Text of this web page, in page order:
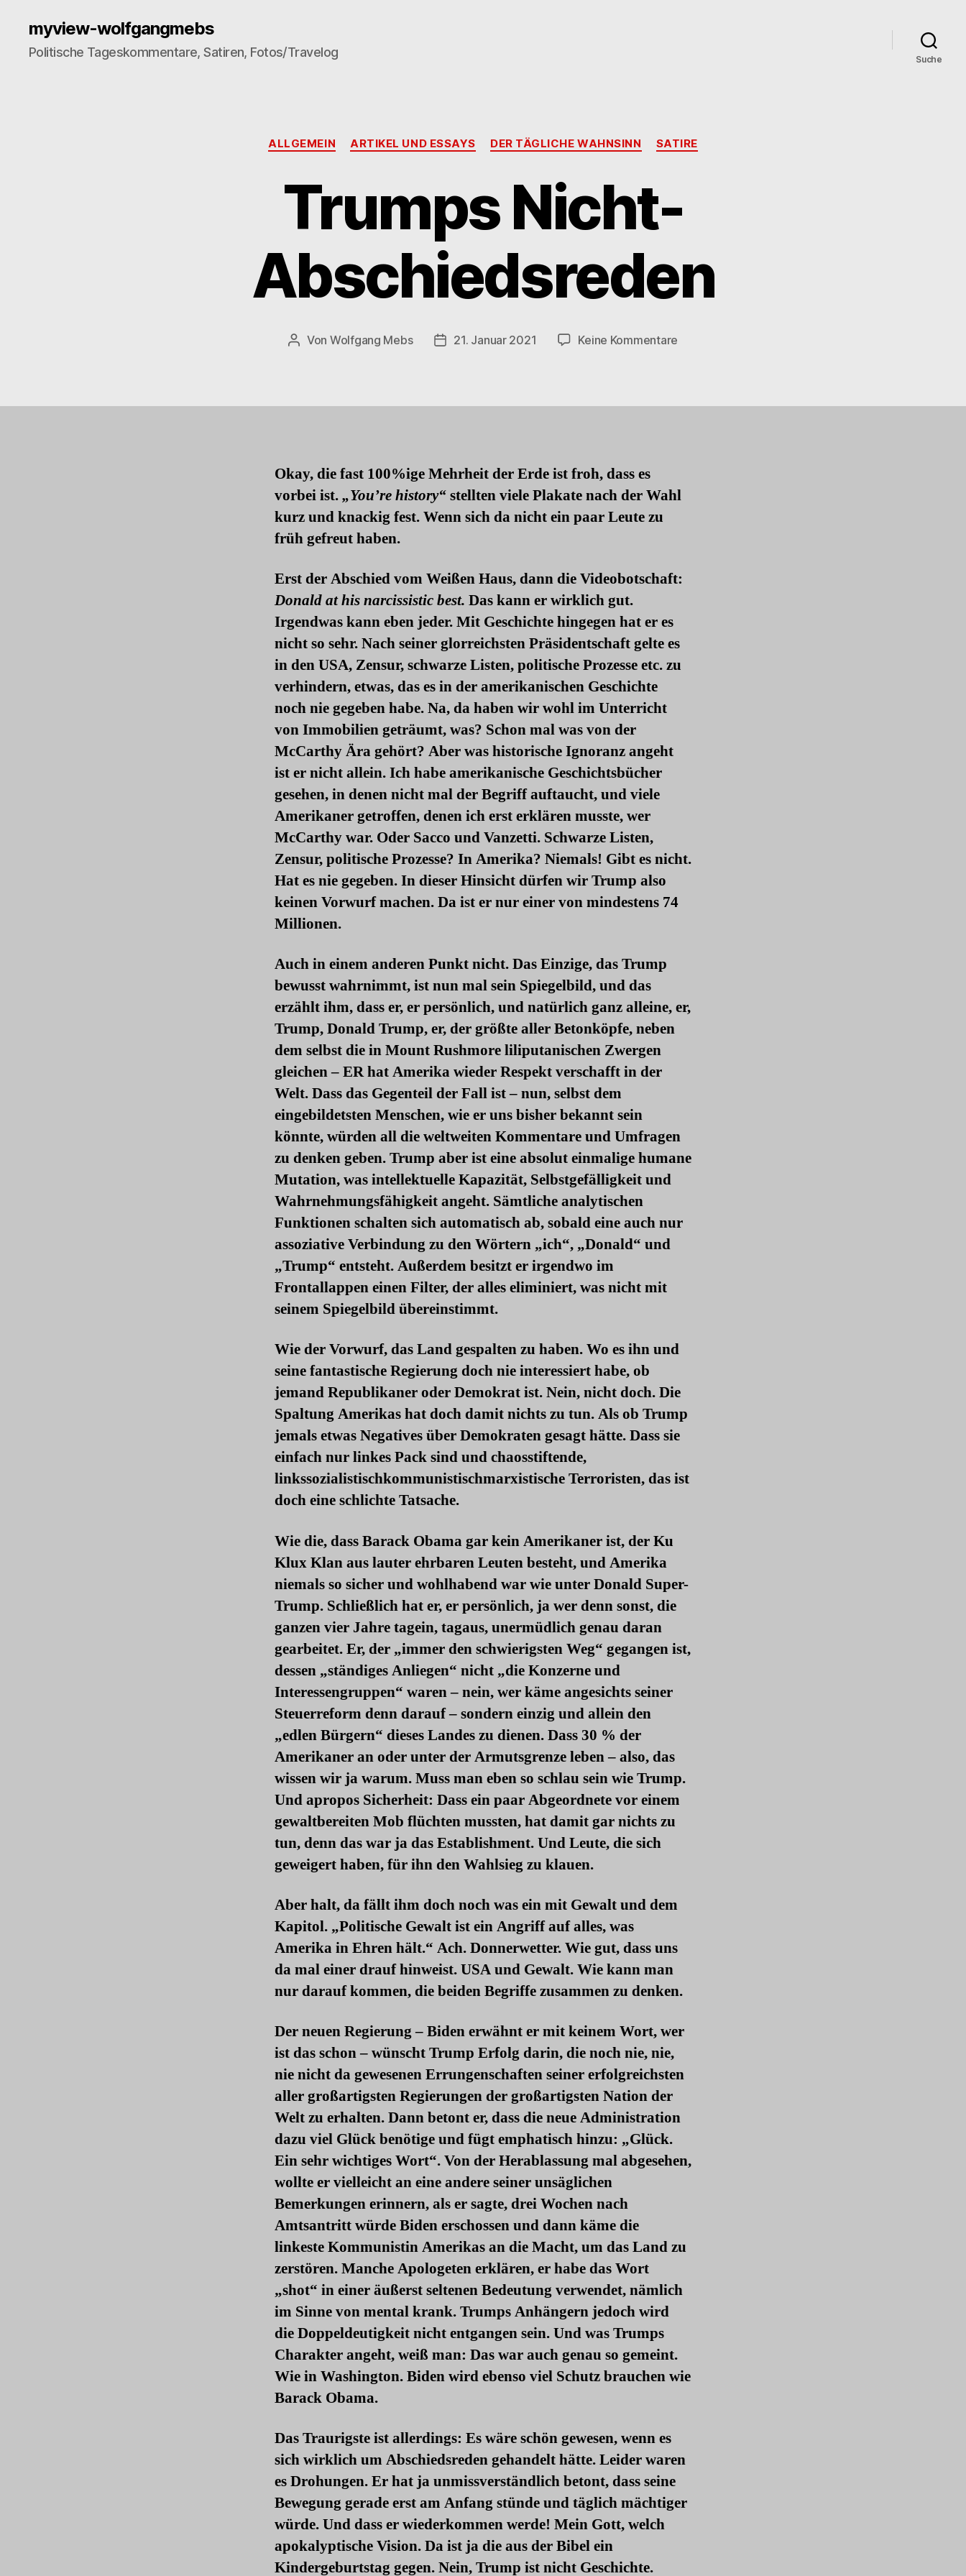
myview-wolfgangmebs
Politische Tageskommentare, Satiren, Fotos/Travelog Suche
Kategorien
ALLGEMEIN ARTIKEL UND ESSAYS DER TÄGLICHE WAHNSINN SATIRE
Trumps Nicht-
Abschiedsreden
Beitragsautor
Von Wolfgang Mebs Beitragsdatum
21. Januar 2021 Keine Kommentare
Okay, die fast 100%ige Mehrheit der Erde ist froh, dass es
vorbei ist.„You’re history“stellten viele Plakate nach der Wahl
kurz und knackig fest. Wenn sich da nicht ein paar Leute zu
früh gefreut haben.
Erst der Abschied vom Weißen Haus, dann die Videobotschaft:
Donald at his narcissistic best. Das kann er wirklich gut.
Irgendwas kann eben jeder. Mit Geschichte hingegen hat er es
nicht so sehr. Nach seiner glorreichsten Präsidentschaft gelte es
in den USA, Zensur, schwarze Listen, politische Prozesse etc. zu
verhindern, etwas, das es in der amerikanischen Geschichte
noch nie gegeben habe. Na, da haben wir wohl im Unterricht
von Immobilien geträumt, was? Schon mal was von der
McCarthy Ära gehört? Aber was historische Ignoranz angeht
ist er nicht allein. Ich habe amerikanische Geschichtsbücher
gesehen, in denen nicht mal der Begriff auftaucht, und viele
Amerikaner getroffen, denen ich erst erklären musste, wer
McCarthy war. Oder Sacco und Vanzetti. Schwarze Listen,
Zensur, politische Prozesse? In Amerika? Niemals! Gibt es nicht.
Hat es nie gegeben. In dieser Hinsicht dürfen wir Trump also
keinen Vorwurf machen. Da ist er nur einer von mindestens 74
Millionen.
Auch in einem anderen Punkt nicht. Das Einzige, das Trump
bewusst wahrnimmt, ist nun mal sein Spiegelbild, und das
erzählt ihm, dass er, er persönlich, und natürlich ganz alleine, er,
Trump, Donald Trump, er, der größte aller Betonköpfe, neben
dem selbst die in Mount Rushmore liliputanischen Zwergen
gleichen – ER hat Amerika wieder Respekt verschafft in der
Welt. Dass das Gegenteil der Fall ist – nun, selbst dem
eingebildetsten Menschen, wie er uns bisher bekannt sein
könnte, würden all die weltweiten Kommentare und Umfragen
zu denken geben. Trump aber ist eine absolut einmalige humane
Mutation, was intellektuelle Kapazität, Selbstgefälligkeit und
Wahrnehmungsfähigkeit angeht. Sämtliche analytischen
Funktionen schalten sich automatisch ab, sobald eine auch nur
assoziative Verbindung zu den Wörtern „ich“, „Donald“ und
„Trump“ entsteht. Außerdem besitzt er irgendwo im
Frontallappen einen Filter, der alles eliminiert, was nicht mit
seinem Spiegelbild übereinstimmt.
Wie der Vorwurf, das Land gespalten zu haben. Wo es ihn und
seine fantastische Regierung doch nie interessiert habe, ob
jemand Republikaner oder Demokrat ist. Nein, nicht doch. Die
Spaltung Amerikas hat doch damit nichts zu tun. Als ob Trump
jemals etwas Negatives über Demokraten gesagt hätte. Dass sie
einfach nur linkes Pack sind und chaosstiftende,
linkssozialistischkommunistischmarxistische Terroristen, das ist
doch eine schlichte Tatsache.
Wie die, dass Barack Obama gar kein Amerikaner ist, der Ku
Klux Klan aus lauter ehrbaren Leuten besteht, und Amerika
niemals so sicher und wohlhabend war wie unter Donald Super-
Trump. Schließlich hat er, er persönlich, ja wer denn sonst, die
ganzen vier Jahre tagein, tagaus, unermüdlich genau daran
gearbeitet. Er, der „immer den schwierigsten Weg“ gegangen ist,
dessen „ständiges Anliegen“ nicht „die Konzerne und
Interessengruppen“ waren – nein, wer käme angesichts seiner
Steuerreform denn darauf – sondern einzig und allein den
„edlen Bürgern“ dieses Landes zu dienen. Dass 30 % der
Amerikaner an oder unter der Armutsgrenze leben – also, das
wissen wir ja warum. Muss man eben so schlau sein wie Trump.
Und apropos Sicherheit: Dass ein paar Abgeordnete vor einem
gewaltbereiten Mob flüchten mussten, hat damit gar nichts zu
tun, denn das war ja das Establishment. Und Leute, die sich
geweigert haben, für ihn den Wahlsieg zu klauen.
Aber halt, da fällt ihm doch noch was ein mit Gewalt und dem
Kapitol. „Politische Gewalt ist ein Angriff auf alles, was
Amerika in Ehren hält.“ Ach. Donnerwetter. Wie gut, dass uns
da mal einer drauf hinweist. USA und Gewalt. Wie kann man
nur darauf kommen, die beiden Begriffe zusammen zu denken.
Der neuen Regierung – Biden erwähnt er mit keinem Wort, wer
ist das schon – wünscht Trump Erfolg darin, die noch nie, nie,
nie nicht da gewesenen Errungenschaften seiner erfolgreichsten
aller großartigsten Regierungen der großartigsten Nation der
Welt zu erhalten. Dann betont er, dass die neue Administration
dazu viel Glück benötige und fügt emphatisch hinzu: „Glück.
Ein sehr wichtiges Wort“. Von der Herablassung mal abgesehen,
wollte er vielleicht an eine andere seiner unsäglichen
Bemerkungen erinnern, als er sagte, drei Wochen nach
Amtsantritt würde Biden erschossen und dann käme die
linkeste Kommunistin Amerikas an die Macht, um das Land zu
zerstören. Manche Apologeten erklären, er habe das Wort
„shot“ in einer äußerst seltenen Bedeutung verwendet, nämlich
im Sinne von mental krank. Trumps Anhängern jedoch wird
die Doppeldeutigkeit nicht entgangen sein. Und was Trumps
Charakter angeht, weiß man: Das war auch genau so gemeint.
Wie in Washington. Biden wird ebenso viel Schutz brauchen wie
Barack Obama.
Das Traurigste ist allerdings: Es wäre schön gewesen, wenn es
sich wirklich um Abschiedsreden gehandelt hätte. Leider waren
es Drohungen. Er hat ja unmissverständlich betont, dass seine
Bewegung gerade erst am Anfang stünde und täglich mächtiger
würde. Und dass er wiederkommen werde! Mein Gott, welch
apokalyptische Vision. Da ist ja die aus der Bibel ein
Kindergeburtstag gegen. Nein, Trump ist nicht Geschichte.